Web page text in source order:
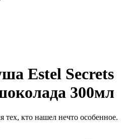
Estel Secrets
300мл
тех, кто нашел нечто особенное.